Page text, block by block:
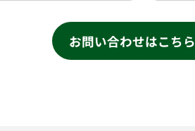
お問い合わせはこちら